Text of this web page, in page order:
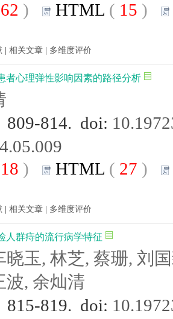
) HTML ( 15 )
相关文章 多维度评价
者心理弹性影响因素的路径分析
809-814. doi:
) HTML ( 27 )
相关文章 多维度评价
人群痔的流行病学特征
晓玉, 林芝, 蔡珊, 刘
波, 余灿清
815-819. doi: